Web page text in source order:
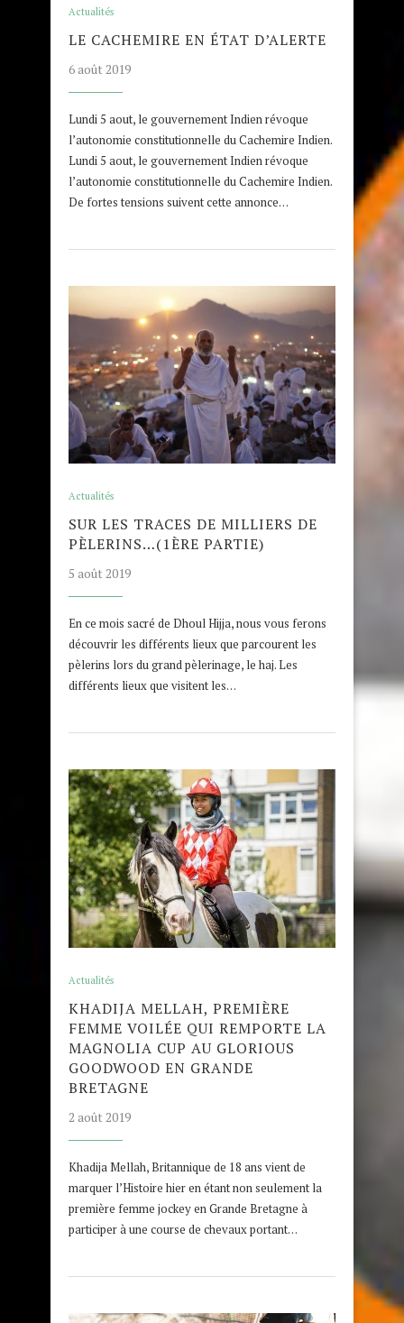
Actualités
LE CACHEMIRE EN ÉTAT D’ALERTE
6 août 2019
Lundi 5 aout, le gouvernement Indien révoque
l’autonomie constitutionnelle du Cachemire Indien.
Lundi 5 aout, le gouvernement Indien révoque
l’autonomie constitutionnelle du Cachemire Indien.
De fortes tensions suivent cette annonce…
Actualités
SUR LES TRACES DE MILLIERS DE
PÈLERINS…(1ÈRE PARTIE)
5 août 2019
En ce mois sacré de Dhoul Hijja, nous vous ferons
découvrir les différents lieux que parcourent les
pèlerins lors du grand pèlerinage, le haj. Les
différents lieux que visitent les…
Actualités
KHADIJA MELLAH, PREMIÈRE
FEMME VOILÉE QUI REMPORTE LA
MAGNOLIA CUP AU GLORIOUS
GOODWOOD EN GRANDE
BRETAGNE
2 août 2019
Khadija Mellah, Britannique de 18 ans vient de
marquer l’Histoire hier en étant non seulement la
première femme jockey en Grande Bretagne à
participer à une course de chevaux portant…